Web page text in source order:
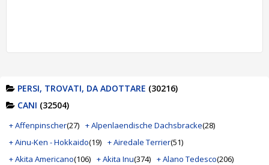
PERSI, TROVATI, DA ADOTTARE (30216)
CANI (32504)
+ Affenpinscher(27) + Alpenlaendische Dachsbracke(28)
+ Ainu-Ken - Hokkaido(19) + Airedale Terrier(51)
+ Akita Americano(106) + Akita Inu(374) + Alano Tedesco(206)